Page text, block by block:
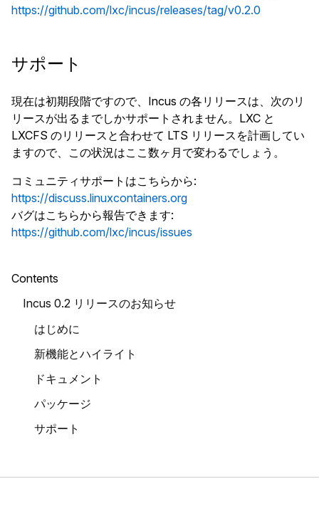
https://github.com/lxc/incus/releases/tag/v0.2.0
サポート
現在は初期段階ですので、Incus の各リリースは、次のリ
リースが出るまでしかサポートされません。LXC と
LXCFS のリリースと合わせて LTS リリースを計画してい
ますので、この状況はここ数ヶ月で変わるでしょう。
コミュニティサポートはこちらから:
https://discuss.linuxcontainers.org
バグはこちらから報告できます:
https://github.com/lxc/incus/issues
Contents
Incus 0.2 リリースのお知らせ
はじめに
新機能とハイライト
ドキュメント
パッケージ
サポート